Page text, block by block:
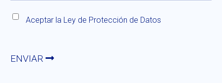
Aceptar la Ley de Protección de Datos
ENVIAR